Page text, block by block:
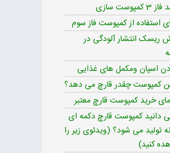
سازی
استفاده از کمپوست فاز سوم
ریسک انتشار آلودگی در
اسپان ومکمل های غذایی
کمپوست چقدر قارچ می دهد؟
خرید کمپوست قارچ معتبر
دانید کمپوست قارچ دکمه ای
تولید می شود؟ (ویدئوی زیر را
کنید)